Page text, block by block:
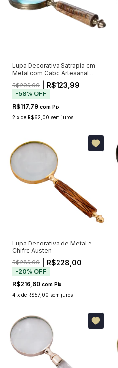
Lupa Decorativa Satrapia em
Metal com Cabo Artesanal
R$295,00 | R$123,99
-58% OFF
R$117,79 com Pix
2 x de R$62,00 sem juros
Lupa Decorativa de Metal e
Chifre Austen
R$285,00 | R$228,00
-20% OFF
R$216,60 com Pix
4 x de R$57,00 sem juros